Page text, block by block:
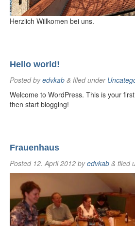
Herzlich Willkomen bei uns.
Hello world!
Postedbyedvkab & filed under
Welcome to WordPress. This is your
then start blogging!
Frauenhaus
Posted 12. April 2012 byedvkab & filed